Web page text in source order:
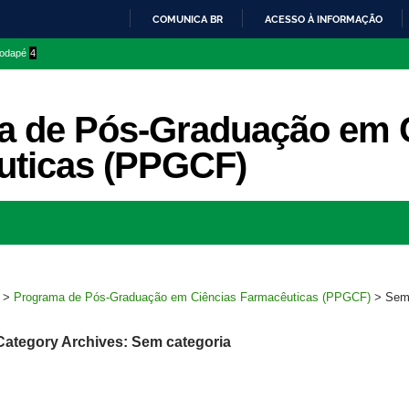
O
COMUNICA BR ACESSO À INFORMAÇÃO
4
de Pós-Graduação em
(PPGCF)
> Programa de Pós-Graduação em Ciências Farmacêuticas (PPGCF) >
Archives: Sem categoria